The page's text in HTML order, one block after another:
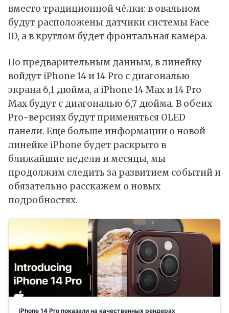
вместо традиционной чёлки: в овальном
будут расположены датчики системы Face
ID, а в круглом будет фронтальная камера.
По предварительным данным, в линейку
войдут iPhone 14 и 14 Pro с диагональю
экрана 6,1 дюйма, а iPhone 14 Max и 14 Pro
Max будут с диагональю 6,7 дюйма. В обеих
Pro-версиях будут применяться OLED
панели. Еще больше информации о новой
линейке iPhone будет раскрыто в
ближайшие недели и месяцы, мы
продолжим следить за развитием событий и
обязательно расскажем о новых
подробностях.
iPhone 14 Pro показали на качественных рендерах